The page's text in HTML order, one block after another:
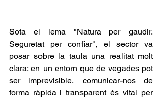
Sota el lema "Natura per gaudir.
Seguretat per confiar", el sector va
posar sobre la taula una realitat molt
clara: en un entorn que de vegades pot
ser imprevisible, comunicar-nos de
forma ràpida i transparent és vital per